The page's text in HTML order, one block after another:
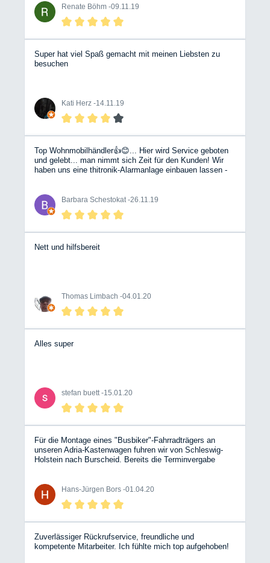
Renate Böhm -09.11.19
Super hat viel Spaß gemacht mit meinen Liebsten zu
besuchen
Kati Herz -14.11.19
Top Wohnmobilhändler👍😊... Hier wird Service geboten
und gelebt... man nimmt sich Zeit für den Kunden! Wir
haben uns eine thitronik-Alarmanlage einbauen lassen -
Barbara Schestokat -26.11.19
Nett und hilfsbereit
Thomas Limbach -04.01.20
Alles super
stefan buett -15.01.20
Für die Montage eines "Busbiker"-Fahrradträgers an
unseren Adria-Kastenwagen fuhren wir von Schleswig-
Holstein nach Burscheid. Bereits die Terminvergabe
unserem Womo übernachten. Das Personal am Empfang
und in der Werkstatt ist sehr freundlich und hilfsbereit.Die
Montage erfolgte im verabredeten Zeitrahmen. Schade,
Hans-Jürgen Bors -01.04.20
Zuverlässiger Rückrufservice, freundliche und
kompetente Mitarbeiter. Ich fühlte mich top aufgehoben!